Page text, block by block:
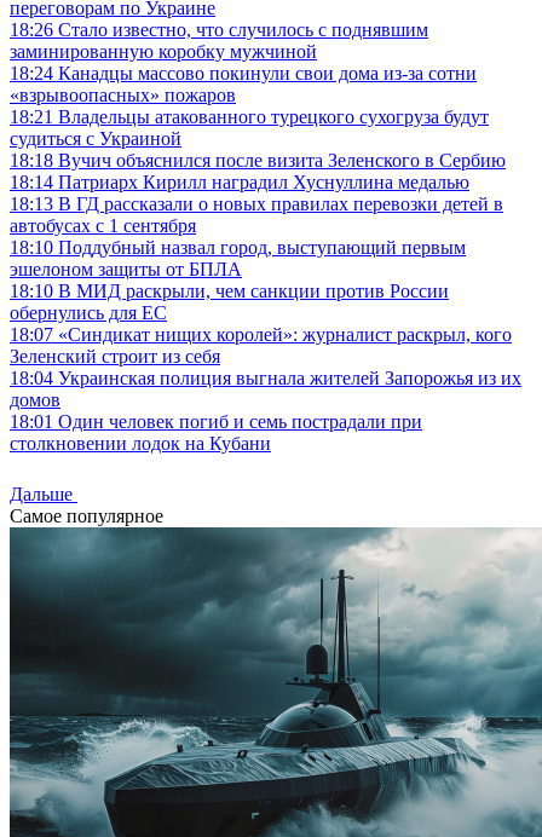
переговорам по Украине
18:26 Стало известно, что случилось с поднявшим
заминированную коробку мужчиной
18:24 Канадцы массово покинули свои дома из-за сотни
«взрывоопасных» пожаров
18:21 Владельцы атакованного турецкого сухогруза будут
судиться с Украиной
18:18 Вучич объяснился после визита Зеленского в Сербию
18:14 Патриарх Кирилл наградил Хуснуллина медалью
18:13 В ГД рассказали о новых правилах перевозки детей в
автобусах с 1 сентября
18:10 Поддубный назвал город, выступающий первым
эшелоном защиты от БПЛА
18:10 В МИД раскрыли, чем санкции против России
обернулись для ЕС
18:07 «Синдикат нищих королей»: журналист раскрыл, кого
Зеленский строит из себя
18:04 Украинская полиция выгнала жителей Запорожья из их
домов
18:01 Один человек погиб и семь пострадали при
столкновении лодок на Кубани
Дальше
Самое популярное